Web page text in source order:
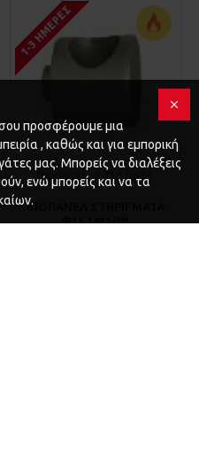
1-3 ΗΜΈΡΕΣ
Biopanel
ΒΙΟΠΑΝΕΛ ΣΤΗΡΙΓΜΑΤΑ
προσφέρουμε μια
, καθώς και για εμπορική
μας. Μπορείς να διαλέξεις
ενώ μπορείς και να τα